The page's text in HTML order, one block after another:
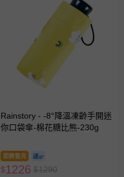
Rainstory - -8°降溫凍齡手開迷
你口袋傘-棉花糖比熊-230g
即將售完
$1226 $1290